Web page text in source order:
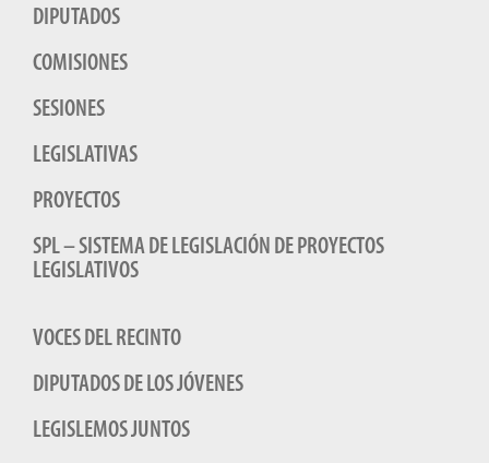
DIPUTADOS
COMISIONES
SESIONES
LEGISLATIVAS
PROYECTOS
SPL – SISTEMA DE LEGISLACIÓN DE PROYECTOS
LEGISLATIVOS
VOCES DEL RECINTO
DIPUTADOS DE LOS JÓVENES
LEGISLEMOS JUNTOS